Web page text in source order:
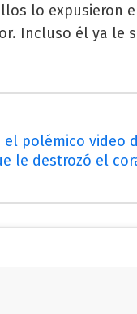
lo expusieron
Incluso él ya le
polémico video
le destrozó el